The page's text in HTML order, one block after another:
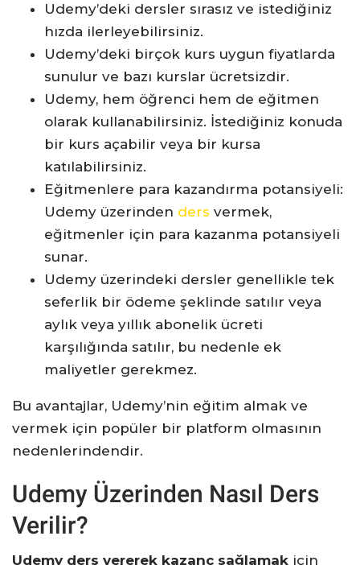
Udemy’deki dersler sırasız ve istediğiniz
hızda ilerleyebilirsiniz.
Udemy’deki birçok kurs uygun fiyatlarda
sunulur ve bazı kurslar ücretsizdir.
Udemy, hem öğrenci hem de eğitmen
olarak kullanabilirsiniz. İstediğiniz konuda
bir kurs açabilir veya bir kursa
katılabilirsiniz.
Eğitmenlere para kazandırma potansiyeli:
Udemy üzerinden ders vermek,
eğitmenler için para kazanma potansiyeli
sunar.
Udemy üzerindeki dersler genellikle tek
seferlik bir ödeme şeklinde satılır veya
aylık veya yıllık abonelik ücreti
karşılığında satılır, bu nedenle ek
maliyetler gerekmez.
Bu avantajlar, Udemy’nin eğitim almak ve
vermek için popüler bir platform olmasının
nedenlerindendir.
Udemy Üzerinden Nasıl Ders
Verilir?
Udemy ders vererek kazanç sağlamak için